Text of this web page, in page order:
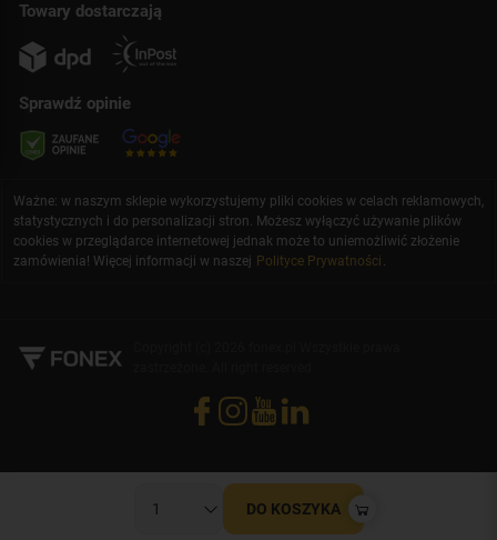
DO KOSZYKA
Towary dostarczają
Sprawdź opinie
Ważne: w naszym sklepie wykorzystujemy pliki cookies w celach reklamowych,
statystycznych i do personalizacji stron. Możesz wyłączyć używanie plików
cookies w przeglądarce internetowej jednak może to uniemożliwić złożenie
zamówienia! Więcej informacji w naszej Polityce Prywatności .